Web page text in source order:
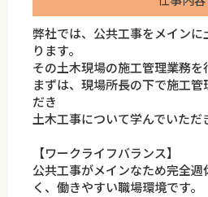
弊社では、公共工事をメイン
ります。
その土木現場の施工管理業務を
まずは、現場所長の下で施工
だき
土木工事について学んでいただ
【ワークライフバランス】
公共工事がメインなため完全
く、働きやすい職場環境です。